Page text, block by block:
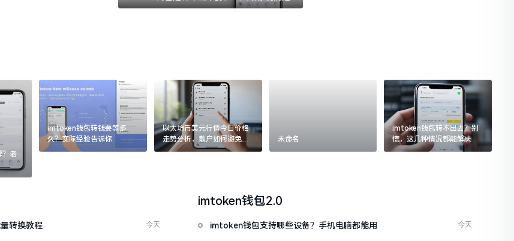
？老
imtoken钱包转钱要等多
久？实际经验告诉你
以太坊币美元行情今日价格
走势分析，散户如何避免追
涨杀跌被套牢
未命名
imtoken钱包转不出去？别
慌，这几种情况都能解决
转换教程 今天
imtoken钱包2.0
imtoken钱包支持哪些设备？手机电脑都能用 今天